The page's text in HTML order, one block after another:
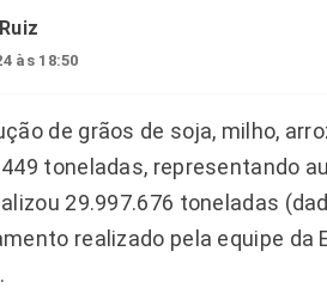
às 18:50
de grãos de soja, milho,
toneladas, representando
29.997.676 toneladas
realizado pela equipe